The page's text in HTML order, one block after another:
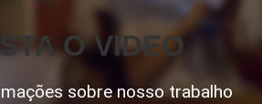
O VIDEO
sobre nosso trabalho